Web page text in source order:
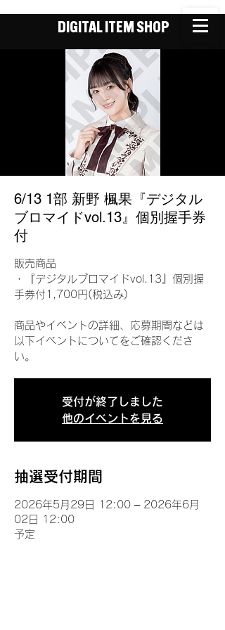
DIGITAL ITEM SHOP
6/13 1部 新野 楓果『デジタル
ブロマイドvol.13』個別握手券
付
販売商品
・『デジタルブロマイドvol.13』個別握
手券付1,700円(税込み)
商品やイベントの詳細、応募期間などは
以下イベントについてをご確認くださ
い。
受付が終了しました
他のイベントを見る
抽選受付期間
2026年5月29日 12:00 – 2026年6月
02日 12:00
予定